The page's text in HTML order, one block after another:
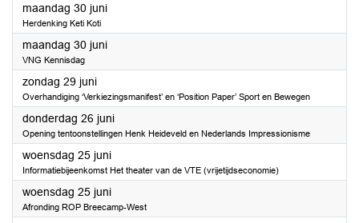
maandag 30 juni2025
Herdenking Keti Koti
maandag 30 juni2025
VNG Kennisdag
zondag 29 juni2025
Overhandiging ‘Verkiezingsmanifest’ en ‘Position Paper’ Sport en Bewegen
donderdag 26 juni2025
Opening tentoonstellingen Henk Heideveld en Nederlands Impressionisme
woensdag 25 juni2025
Informatiebijeenkomst Het theater van de VTE (vrijetijdseconomie)
woensdag 25 juni2025
Afronding ROP Breecamp-West